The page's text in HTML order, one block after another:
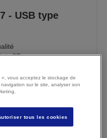
- USB type
3D
TTC (€ 227,63 TVA non comprise)
vous acceptez le stockage de
sur le site, analyser son
tous les cookies